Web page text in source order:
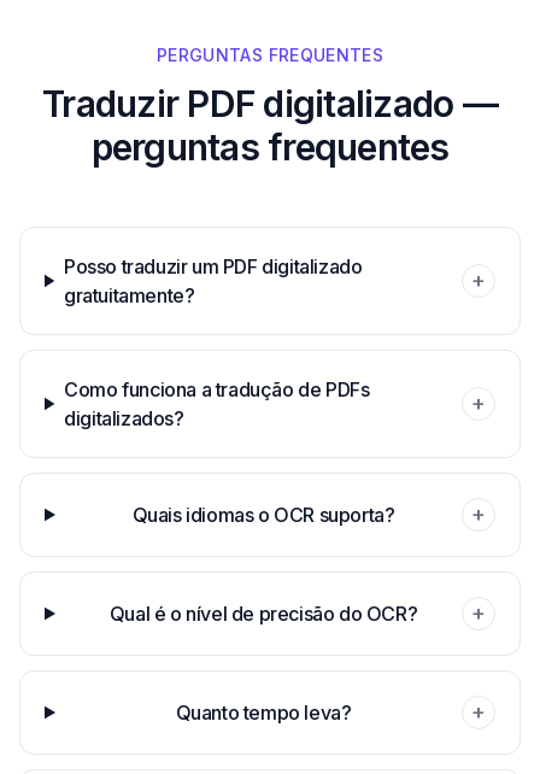
PERGUNTAS FREQUENTES
Traduzir PDF digitalizado —
perguntas frequentes
Posso traduzir um PDF digitalizado
gratuitamente?
+
Como funciona a tradução de PDFs
digitalizados?
+
Quais idiomas o OCR suporta? +
Qual é o nível de precisão do OCR? +
Quanto tempo leva? +